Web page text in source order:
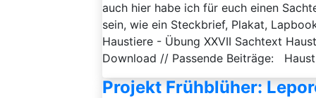
auch hier habe ich für euch einen
sein, wie ein Steckbrief, Plakat,
Haustiere - Übung XXVII Sachtext
Download // Passende Beiträge:
Projekt Frühblüher: